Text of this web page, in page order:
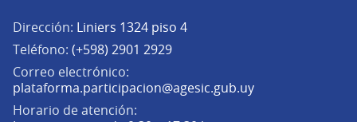
Dirección: Liniers 1324 piso 4
Teléfono: (+598) 2901 2929
Correo electrónico:
plataforma.participacion@agesic.gub.uy(Abrir en una
Horario de atención: